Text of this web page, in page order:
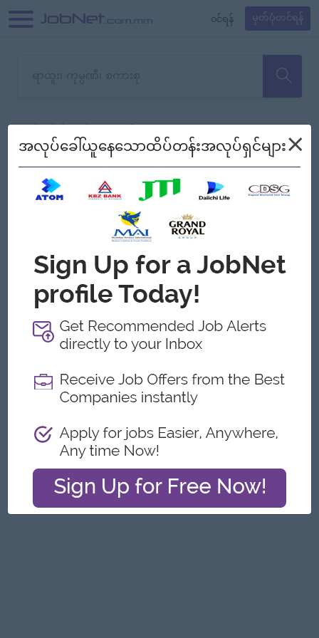
၀င်ရန် မှတ်ပုံတင်ရန်
သော အလုပ်မရှိသေးပါ။
စစ်ရန် စဉ်၍ကြည့်မည်
အလုပ်ခေါ်ယူနေသောထိပ်တန်းအလုပ်ရှင်များ×